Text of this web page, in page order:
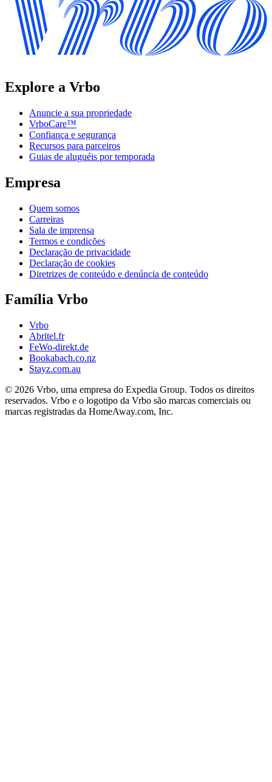
Explore a Vrbo
Anuncie a sua propriedade
VrboCare™
Confiança e segurança
Recursos para parceiros
Guias de aluguéis por temporada
Empresa
Quem somos
Carreiras
Sala de imprensa
Termos e condições
Declaração de privacidade
Declaração de cookies
Diretrizes de conteúdo e denúncia de conteúdo
Família Vrbo
Vrbo
Abritel.fr
FeWo-direkt.de
Bookabach.co.nz
Stayz.com.au
© 2026 Vrbo, uma empresa do Expedia Group. Todos os direitos
reservados. Vrbo e o logotipo da Vrbo são marcas comerciais ou
marcas registradas da HomeAway.com, Inc.